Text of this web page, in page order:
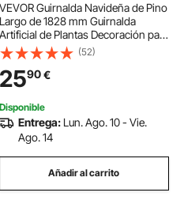
VEVOR Guirnalda Navideña de Pino
Largo de 1828 mm Guirnalda
Artificial de Plantas Decoración para
Navidad en Interior y Exterior
Ramas de Pino Corona para
Escaleras, Chimeneas, Puertas,
Barandillas
(52)
2590€
Disponible
Entrega: Lun. Ago. 10 - Vie.
Ago. 14
Añadir al carrito